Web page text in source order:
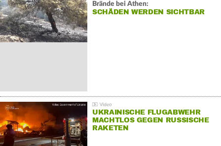
Brände bei Athen:
SCHÄDEN WERDEN SICHTBAR
UKRAINISCHE FLUGABWEHR
MACHTLOS GEGEN RUSSISCHE
RAKETEN